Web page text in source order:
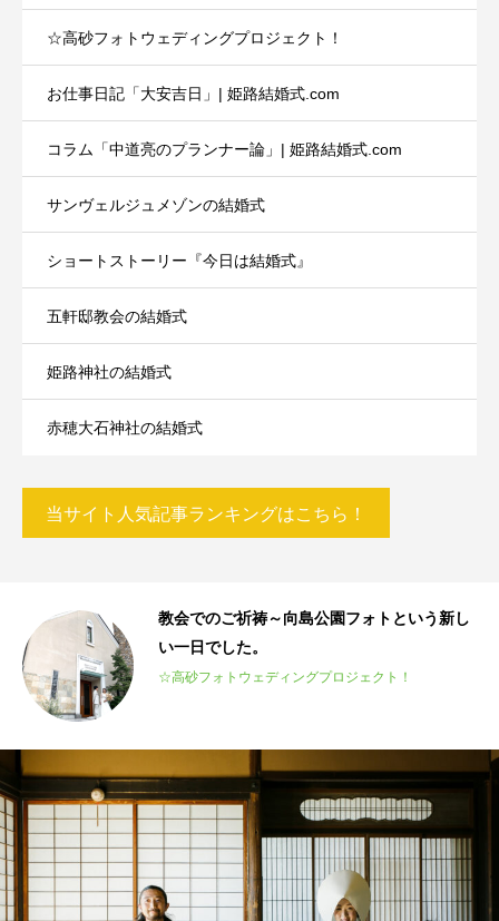
☆高砂フォトウェディングプロジェクト！
お仕事日記「大安吉日」| 姫路結婚式.com
コラム「中道亮のプランナー論」| 姫路結婚式.com
サンヴェルジュメゾンの結婚式
ショートストーリー『今日は結婚式』
五軒邸教会の結婚式
姫路神社の結婚式
赤穂大石神社の結婚式
当サイト人気記事ランキングはこちら！
教会でのご祈祷～向島公園フォトという新し
い一日でした。
☆高砂フォトウェディングプロジェクト！